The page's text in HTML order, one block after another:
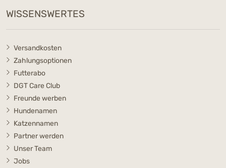
WISSENSWERTES
Versandkosten
Zahlungsoptionen
Futterabo
DGT Care Club
Freunde werben
Hundenamen
Katzennamen
Partner werden
Unser Team
Jobs